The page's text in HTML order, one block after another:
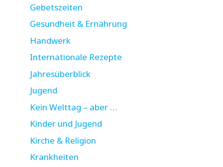
Gebetszeiten
Gesundheit & Ernährung
Handwerk
Internationale Rezepte
Jahresüberblick
Jugend
Kein Welttag – aber …
Kinder und Jugend
Kirche & Religion
Krankheiten